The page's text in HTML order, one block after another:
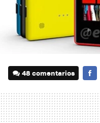
48 comentarios